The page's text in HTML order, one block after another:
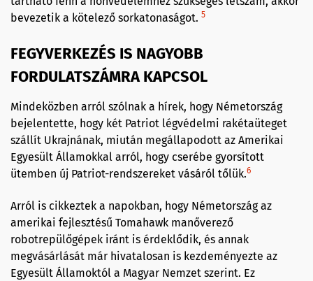
bevezetik a kötelező sorkatonaságot. 5
FEGYVERKEZÉS IS NAGYOBB
FORDULATSZÁMRA KAPCSOL
Mindeközben arról szólnak a hírek, hogy Németország
bejelentette, hogy két Patriot légvédelmi rakétaüteget
szállít Ukrajnának, miután megállapodott az Amerikai
Egyesült Államokkal arról, hogy cserébe gyorsított
ütemben új Patriot-rendszereket vásáról tőlük.6
Arról is cikkeztek a napokban, hogy Németország az
amerikai fejlesztésű Tomahawk manőverező
robotrepülőgépek iránt is érdeklődik, és annak
megvásárlását már hivatalosan is kezdeményezte az
Egyesült Államoktól a Magyar Nemzet szerint. Ez